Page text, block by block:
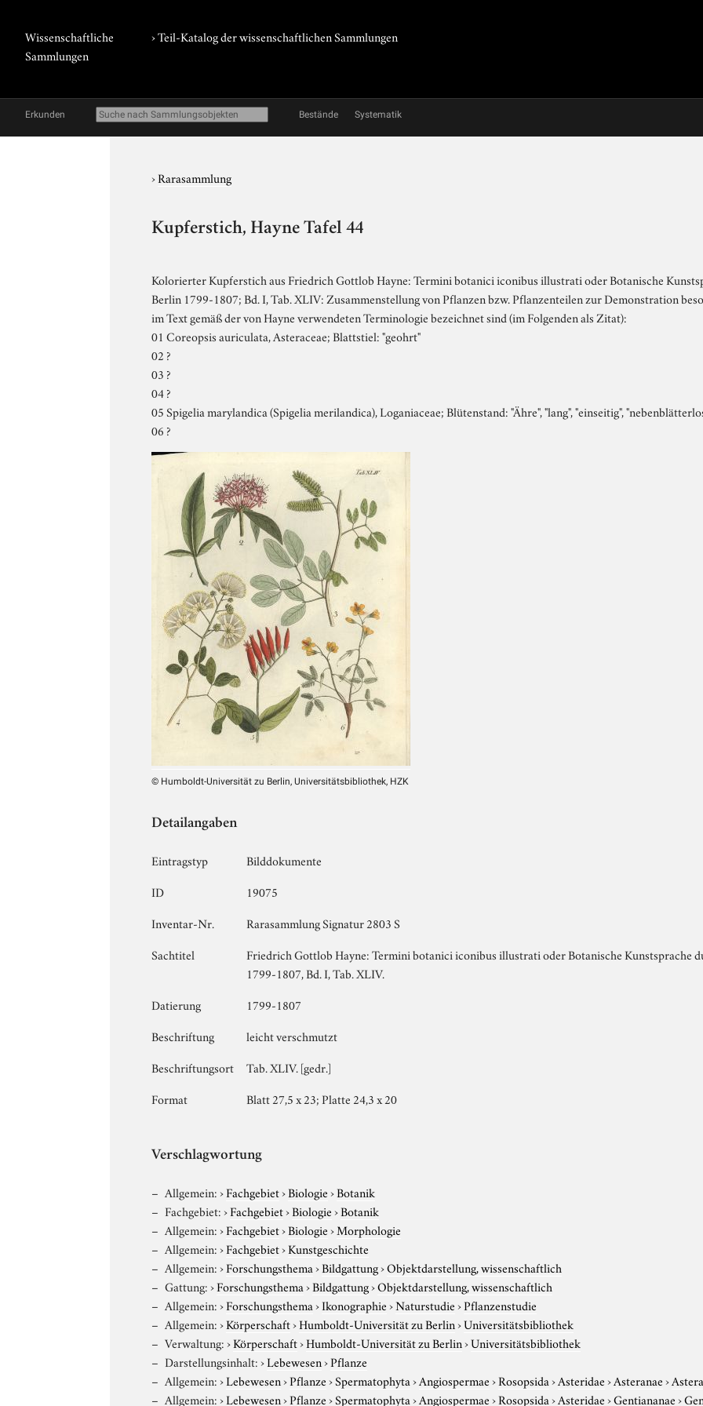
Wissenschaftliche
Sammlungen
› Teil-Katalog der wissenschaftlichen Sammlungen
Erkunden Bestände Systematik
›Rarasammlung
Kupferstich, Hayne Tafel 44
Kolorierter Kupferstich aus Friedrich Gottlob Hayne: Termini botanici iconibus illustrati oder Botanische
Berlin 1799-1807; Bd. I, Tab. XLIV: Zusammenstellung von Pflanzen bzw. Pflanzenteilen zur Demonstration
im Text gemäß der von Hayne verwendeten Terminologie bezeichnet sind (im Folgenden als Zitat):
01 Coreopsis auriculata, Asteraceae; Blattstiel: "geohrt"
02 ?
03 ?
04 ?
05 Spigelia marylandica (Spigelia merilandica), Loganiaceae; Blütenstand: "Ähre", "lang", "einseitig",
06 ?
© Humboldt-Universität zu Berlin, Universitätsbibliothek, HZK
Detailangaben
Eintragstyp
Bilddokumente
ID
19075
Inventar-Nr.
Rarasammlung Signatur 2803 S
Sachtitel
Friedrich Gottlob Hayne: Termini botanici iconibus illustrati oder Botanische Kunstsprache
1799-1807, Bd. I, Tab. XLIV.
Datierung
1799-1807
Beschriftung
leicht verschmutzt
Beschriftungsort
Tab. XLIV. [gedr.]
Format
Blatt 27,5 x 23; Platte 24,3 x 20
Verschlagwortung
Allgemein:›Fachgebiet›Biologie›Botanik
Fachgebiet:›Fachgebiet›Biologie›Botanik
Allgemein:›Fachgebiet›Biologie›Morphologie
Allgemein:›Fachgebiet›Kunstgeschichte
Allgemein:›Forschungsthema›Bildgattung›Objektdarstellung, wissenschaftlich
Gattung:›Forschungsthema›Bildgattung›Objektdarstellung, wissenschaftlich
Allgemein:›Forschungsthema›Ikonographie›Naturstudie›Pflanzenstudie
Allgemein:›Körperschaft›Humboldt-Universität zu Berlin›Universitätsbibliothek
Verwaltung:›Körperschaft›Humboldt-Universität zu Berlin›Universitätsbibliothek
Darstellungsinhalt:›Lebewesen›Pflanze
Allgemein:›Lebewesen›Pflanze›Spermatophyta›Angiospermae›Rosopsida›Asteridae›Asteranae›
Allgemein:›Lebewesen›Pflanze›Spermatophyta›Angiospermae›Rosopsida›Asteridae›Gentiananae›